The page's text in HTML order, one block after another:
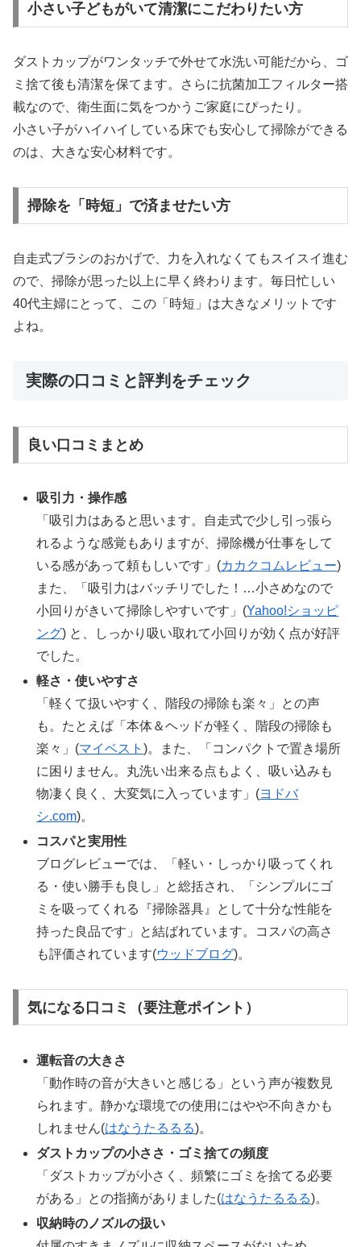
小さい子どもがいて清潔にこだわりたい方
ダストカップがワンタッチで外せて水洗い可能だから、ゴ
ミ捨て後も清潔を保てます。さらに抗菌加工フィルター搭
載なので、衛生面に気をつかうご家庭にぴったり。
小さい子がハイハイしている床でも安心して掃除ができる
のは、大きな安心材料です。
掃除を「時短」で済ませたい方
自走式ブラシのおかげで、力を入れなくてもスイスイ進む
ので、掃除が思った以上に早く終わります。毎日忙しい
40代主婦にとって、この「時短」は大きなメリットです
よね。
実際の口コミと評判をチェック
良い口コミまとめ
吸引力・操作感
「吸引力はあると思います。自走式で少し引っ張ら
れるような感覚もありますが、掃除機が仕事をして
いる感があって頼もしいです」(カカクコムレビュー)
また、「吸引力はバッチリでした！…小さめなので
小回りがきいて掃除しやすいです」(Yahoo!ショッピ
ング) と、しっかり吸い取れて小回りが効く点が好評
でした。
軽さ・使いやすさ
「軽くて扱いやすく、階段の掃除も楽々」との声
も。たとえば「本体＆ヘッドが軽く、階段の掃除も
楽々」(マイベスト)。また、「コンパクトで置き場所
に困りません。丸洗い出来る点もよく、吸い込みも
物凄く良く、大変気に入っています」(ヨドバ
シ.com)。
コスパと実用性
ブログレビューでは、「軽い・しっかり吸ってくれ
る・使い勝手も良し」と総括され、「シンプルにゴ
ミを吸ってくれる『掃除器具』として十分な性能を
持った良品です」と結ばれています。コスパの高さ
も評価されています(ウッドブログ)。
気になる口コミ（要注意ポイント）
運転音の大きさ
「動作時の音が大きいと感じる」という声が複数見
られます。静かな環境での使用にはやや不向きかも
しれません(はなうたるるる)。
ダストカップの小ささ・ゴミ捨ての頻度
「ダストカップが小さく、頻繁にゴミを捨てる必要
がある」との指摘がありました(はなうたるるる)。
収納時のノズルの扱い